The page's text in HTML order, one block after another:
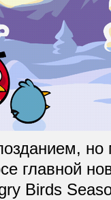
главной
Birds